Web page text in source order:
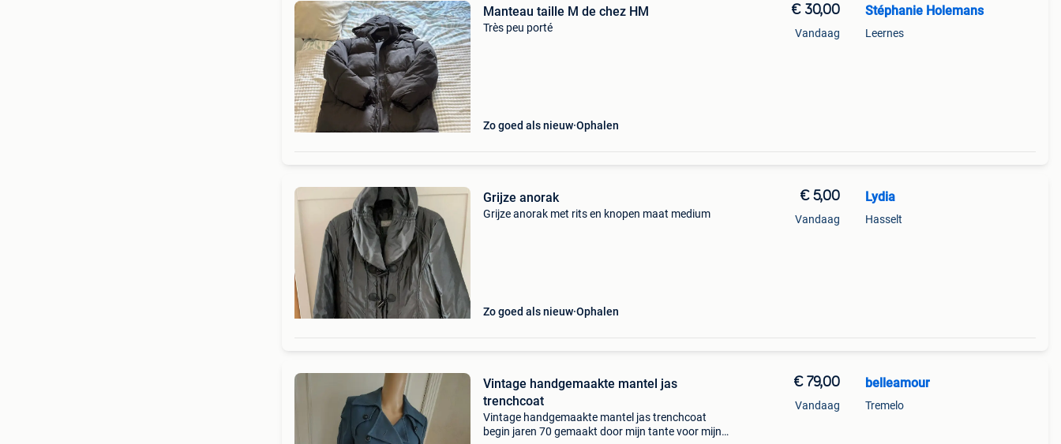
Manteau taille M de chez HM
Très peu porté
Zo goed als nieuw Ophalen
€ 30,00
Vandaag
Stéphanie Holemans
Leernes
Grijze anorak
Grijze anorak met rits en knopen maat medium
Zo goed als nieuw Ophalen
€ 5,00
Vandaag
Lydia
Hasselt
Vintage handgemaakte mantel jas
trenchcoat
Vintage handgemaakte mantel jas trenchcoat
begin jaren 70 gemaakt door mijn tante voor mijn
€ 79,00
Vandaag
belleamour
Tremelo